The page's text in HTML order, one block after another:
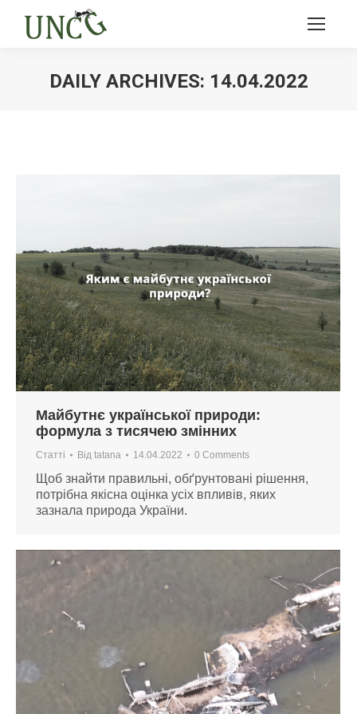
DAILY ARCHIVES: 14.04.2022
Майбутнє української природи:
формула з тисячею змінних
Статті Від tatana 14.04.2022 0 Comments
Щоб знайти правильні, обґрунтовані рішення,
потрібна якісна оцінка усіх впливів, яких
зазнала природа України.